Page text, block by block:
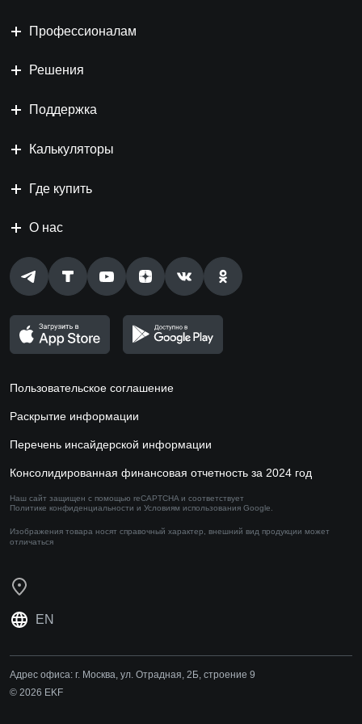
Профессионалам
Решения
Поддержка
Калькуляторы
Где купить
О нас
Пользовательское соглашение
Раскрытие информации
Перечень инсайдерской информации
Консолидированная финансовая отчетность за 2024 год
Наш сайт защищен с помощью reCAPTCHA и соответствует
Политике конфиденциальности и Условиям использования Google.
Изображения товара носят справочный характер, внешний вид продукции может
отличаться
EN
Адрес офиса: г. Москва, ул. Отрадная, 2Б, строение 9
© 2026 EKF